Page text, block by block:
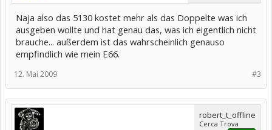
Naja also das 5130 kostet mehr als das Doppelte was ich
ausgeben wollte und hat genau das, was ich eigentlich nicht
brauche... außerdem ist das wahrscheinlich genauso
empfindlich wie mein E66.
#3
12. Mai 2009
robert_t_offline
Cerca Trova